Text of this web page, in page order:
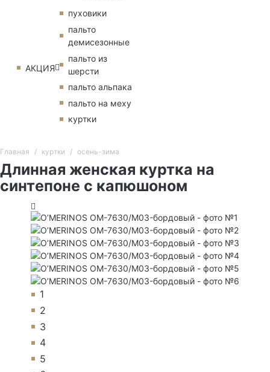
АКЦИЯ
пуховики
пальто
демисезонные
пальто из
шерсти
пальто альпака
пальто на меху
куртки
Главная куртки осень-зима
Длинная женская куртка на
синтепоне с капюшоном
1
2
3
4
5